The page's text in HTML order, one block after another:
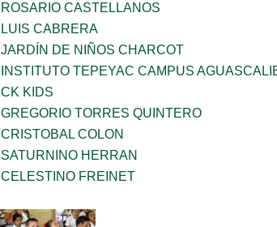
ROSARIO CASTELLANOS
LUIS CABRERA
JARDÍN DE NIÑOS CHARCOT
INSTITUTO TEPEYAC CAMPUS
CK KIDS
GREGORIO TORRES QUINTERO
CRISTOBAL COLON
SATURNINO HERRAN
CELESTINO FREINET